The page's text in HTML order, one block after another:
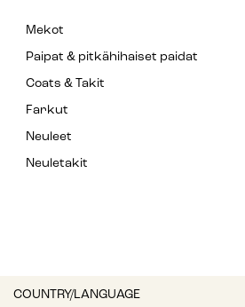
Mekot
Paipat & pitkähihaiset paidat
Coats & Takit
Farkut
Neuleet
Neuletakit
COUNTRY/LANGUAGE